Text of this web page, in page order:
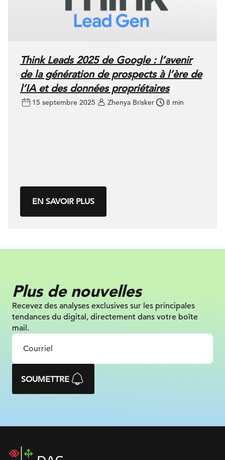
Think Leads 2025 de Google : l’avenir
de la génération de prospects à l’ère de
l’IA et des données propriétaires
15 septembre 2025 Zhenya Brisker 8 min
EN SAVOIR PLUS
Plus de nouvelles
Recevez des analyses exclusives sur les principales
tendances du digital, directement dans votre boîte
mail.
SOUMETTRE
DAC